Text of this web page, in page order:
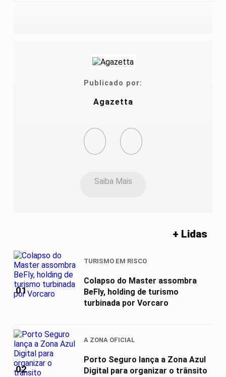
Publicado por:
Agazetta
Saiba Mais
+ Lidas
01
TURISMO EM RISCO
Colapso do Master assombra
BeFly, holding de turismo
turbinada por Vorcaro
02
A ZONA OFICIAL
Porto Seguro lança a Zona Azul
Digital para organizar o trânsito